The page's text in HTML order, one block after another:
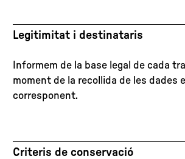
Legitimitat i destinataris
Informem de la base legal de cada
moment de la recollida de les dades
corresponent.
Criteris de conservació